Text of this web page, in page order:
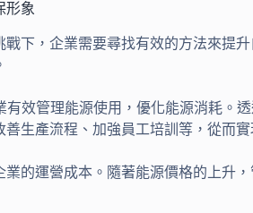
形象
下，企業需要尋找有效的方法來提
效管理能源使用，優化能源消耗。
生產流程、加強員工培訓等，從而實
的運營成本。隨著能源價格的上升